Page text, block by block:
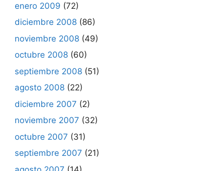
enero 2009 (72)
diciembre 2008 (86)
noviembre 2008 (49)
octubre 2008 (60)
septiembre 2008 (51)
agosto 2008 (22)
diciembre 2007 (2)
noviembre 2007 (32)
octubre 2007 (31)
septiembre 2007 (21)